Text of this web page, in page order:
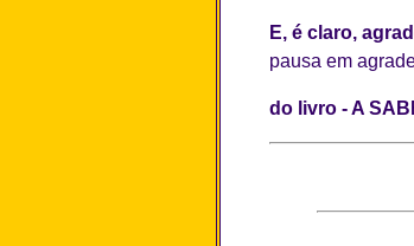
E, é claro,
pausa em
do livro - A